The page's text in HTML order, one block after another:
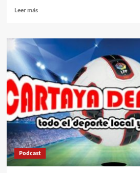
Leer más
Podcast